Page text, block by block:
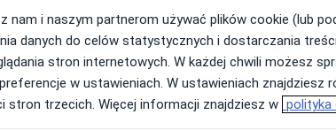
Dziś Jutro Śr,
12 Sie
Czw,
13 Sie
nam i naszym partnerom używać plików cookie (lub
danych do celów statystycznych i dostarczania
stron internetowych. W każdej chwili możesz
w ustawieniach. W ustawieniach znajdziesz
stron trzecich. Więcej informacji znajdziesz w polityka